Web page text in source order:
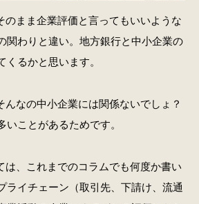
のまま企業評価と言ってもいいような
関わりと違い。地方銀行と中小企業の
くるかと思います。
んなの中小企業には関係ないでしょ？
いことがあるためです。
は、これまでのコラムでも何度か書い
ライチェーン（取引先、下請け、流通